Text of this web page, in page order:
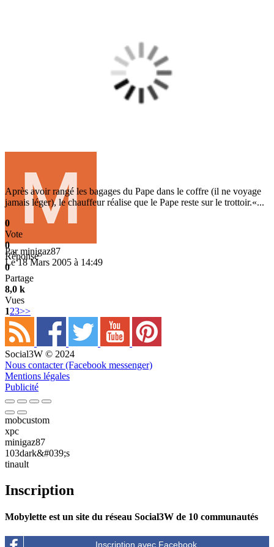
Parminigaz87
Le 18 Mars 2005 à 14:49
Après avoir rangé les bagages du Pape dans le coffre (il ne voyage
jamais léger), le chauffeur réalise que le Pape reste sur le trottoir.«...
0
Vote
0
Réponse
0
Partage
8,0 k
Vues
123>>
Social3W © 2024
Nous contacter (Facebook messenger)
Mentions légales
Publicité
mobcustom
xpc
minigaz87
103dark&#039;s
tinault
Inscription
Mobylette est un site du réseau Social3W de 10 communautés